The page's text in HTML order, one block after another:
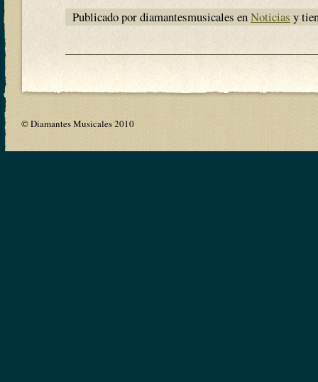
Publicado por diamantesmusicales enNoticias y
© Diamantes Musicales 2010